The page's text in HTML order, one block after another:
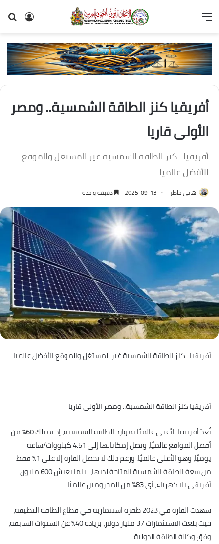
تسجيل
القائمة
أفريقيا كنز الطاقة الشمسية.. ومصر
الأولى قاريا
أفريقيا.. كنز الطاقة الشمسية غير المستغل والموقع
الأفضل عالميا
هانى خاطر 2025-09-13 دقيقة واحدة
أفريقيا.. كنز الطاقة الشمسية غير المستغل والموقع الأفضل عالميا
أفريقيا كنز الطاقة الشمسية.. ومصر الأولى قاريا
تُعدّ أفريقيا الأغنى عالميًا بموارد الطاقة الشمسية، إذ تمتلك 60% من
أفضل المواقع عالميًا، وتصل إمكاناتها إلى 4.51 كيلووات/ساعة
يوميًا، وهو الأعلى عالميًا. ورغم ذلك لا تحصل القارة إلا على 1% فقط
من سعة الطاقة الشمسية المتاحة لديها، بينما يعيش 600 مليون
أفريقي بلا كهرباء، أي 83% من المحرومين عالميًا.
شهدت القارة في 2023 طفرة استثمارية في قطاع الطاقة النظيفة،
حيث بلغت الاستثمارات 37 مليار دولار، بزيادة 40% عن السنوات السابقة،
وفق وكالة الطاقة الدولية.